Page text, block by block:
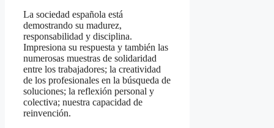
La sociedad española está
demostrando su madurez,
responsabilidad y disciplina.
Impresiona su respuesta y también las
numerosas muestras de solidaridad
entre los trabajadores; la creatividad
de los profesionales en la búsqueda de
soluciones; la reflexión personal y
colectiva; nuestra capacidad de
reinvención.